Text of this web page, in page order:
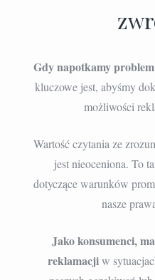
Gdy napotkamy
kluczowe jest, abyśmy
możliwości
Wartość czytania ze
jest nieoceniona. To
dotyczące warunków
nasze
Jako konsumenci,
reklamacjiw